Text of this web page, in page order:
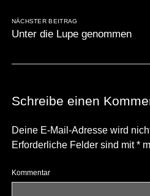
NÄCHSTER BEITRAG
Unter die Lupe genommen
Schreibe einen
Deine E-Mail-Adresse wird
Erforderliche Felder sind mit*
Kommentar